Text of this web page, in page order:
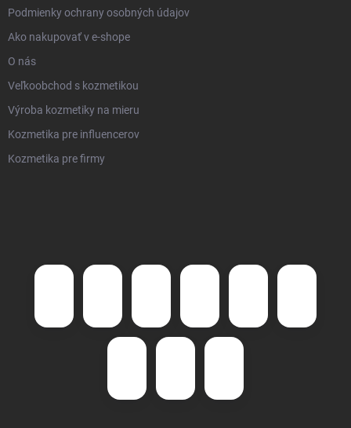
Podmienky ochrany osobných údajov
Ako nakupovať v e-shope
O nás
Veľkoobchod s kozmetikou
Výroba kozmetiky na mieru
Kozmetika pre influencerov
Kozmetika pre firmy